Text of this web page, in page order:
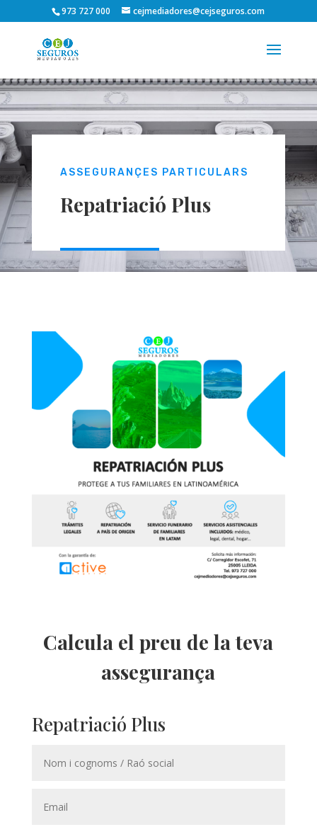
973 727 000 cejmediadores@cejseguros.com
ASSEGURANÇES PARTICULARS
Repatriació Plus
Calcula el preu de la teva
assegurança
Repatriació Plus